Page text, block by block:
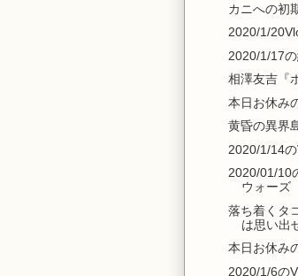
カニへの初
2020/1/
2020/1/17
相澤友吉『
本日お休み
黄昏の異
2020/1/14
2020/01/10
ウォーズ
落ち着くタ
は思い出
本日お休み
2020/1/6の